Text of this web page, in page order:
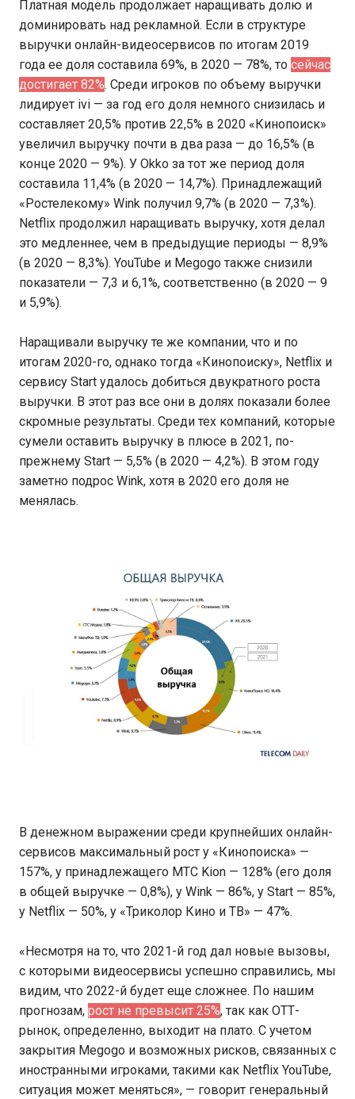
Платная модель продолжает наращивать долю и
доминировать над рекламной. Если в структуре
выручки онлайн-видеосервисов по итогам 2019
года ее доля составила 69%, в 2020 — 78%, то сейчас
достигает 82%. Среди игроков по объему выручки
лидирует ivi — за год его доля немного снизилась и
составляет 20,5% против 22,5% в 2020 «Кинопоиск»
увеличил выручку почти в два раза — до 16,5% (в
конце 2020 — 9%). У Okko за тот же период доля
составила 11,4% (в 2020 — 14,7%). Принадлежащий
«Ростелекому» Wink получил 9,7% (в 2020 — 7,3%).
Netflix продолжил наращивать выручку, хотя делал
это медленнее, чем в предыдущие периоды — 8,9%
(в 2020 — 8,3%). YouTube и Megogo также снизили
показатели — 7,3 и 6,1%, соответственно (в 2020 — 9
и 5,9%).
Наращивали выручку те же компании, что и по
итогам 2020-го, однако тогда «Кинопоиску», Netflix и
сервису Start удалось добиться двукратного роста
выручки. В этот раз все они в долях показали более
скромные результаты. Среди тех компаний, которые
сумели оставить выручку в плюсе в 2021, по-
прежнему Start — 5,5% (в 2020 — 4,2%). В этом году
заметно подрос Wink, хотя в 2020 его доля не
менялась.
В денежном выражении среди крупнейших онлайн-
сервисов максимальный рост у «Кинопоиска» —
157%, у принадлежащего МТС Kion — 128% (его доля
в общей выручке — 0,8%), у Wink — 86%, у Start — 85%,
у Netflix — 50%, у «Триколор Кино и ТВ» — 47%.
«Несмотря на то, что 2021-й год дал новые вызовы,
с которыми видеосервисы успешно справились, мы
видим, что 2022-й будет еще сложнее. По нашим
прогнозам, рост не превысит 25%, так как ОТТ-
рынок, определенно, выходит на плато. С учетом
закрытия Megogo и возможных рисков, связанных с
иностранными игроками, такими как Netflix YouTube,
ситуация может меняться», — говорит генеральный